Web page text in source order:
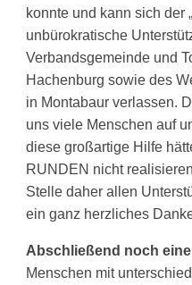
konnte und kann sich der
unbürokratische
Verbandsgemeinde und
Hachenburg sowie des
in Montabaur verlassen.
uns viele Menschen auf
diese großartige Hilfe
RUNDEN nicht
Stelle daher allen
ein ganz herzliches
Abschließend noch
Menschen mit